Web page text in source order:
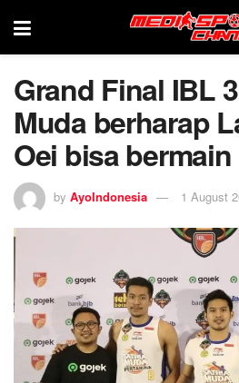
Grand Final IBL
Muda berharap
Oei bisa bermain
by AyoIndonesia 1 August